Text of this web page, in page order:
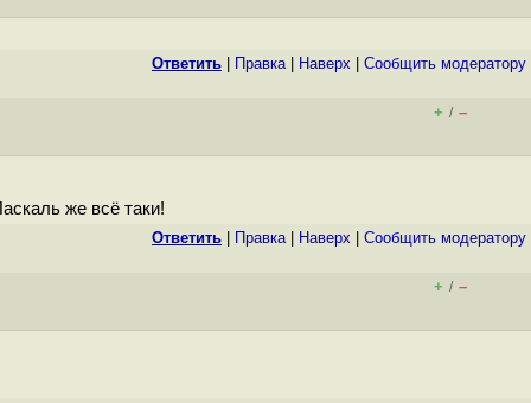
Ответить Правка| Наверх Cообщить модератору
+ / –
же всё таки!
Ответить Правка| Наверх Cообщить модератору
+ / –